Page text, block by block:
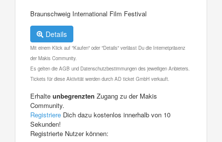
Braunschweig International Film Festival
Details
Mit einem Klick auf "Kaufen" oder "Details" verlässt Du die Internetpräsenz
der Makis Community.
Es gelten die AGB und Datenschutzbestimmungen des jeweiligen Anbieters.
Tickets für diese Aktivität werden durch AD ticket GmbH verkauft.
Erhalte unbegrenzten Zugang zu der Makis
Community.
Registriere Dich dazu kostenlos innerhalb von 10
Sekunden!
Registrierte Nutzer können: